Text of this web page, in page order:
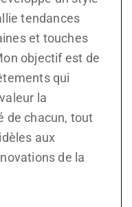
tendances
et touches
objectif est de
qui
la
de chacun, tout
aux
de la